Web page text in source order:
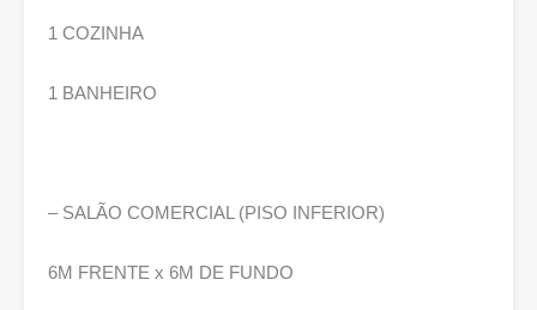
1 COZINHA
1 BANHEIRO
– SALÃO COMERCIAL (PISO INFERIOR)
6M FRENTE x 6M DE FUNDO